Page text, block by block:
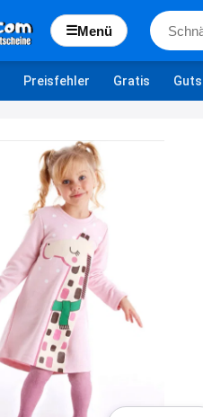
☰Menü
Preisfehler Gratis